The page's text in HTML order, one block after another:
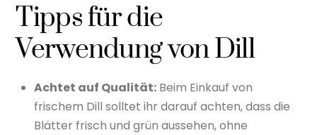
Tipps für die
Verwendung von Dill
Achtet auf Qualität: Beim Einkauf von
frischem Dill solltet ihr darauf achten, dass die
Blätter frisch und grün aussehen, ohne